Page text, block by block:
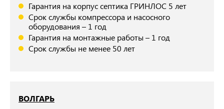
Гарантия на корпус септика ГРИНЛОС 5 лет
Срок службы компрессора и насосного
оборудования – 1 год
Гарантия на монтажные работы – 1 год
Срок службы не менее 50 лет
ВОЛГАРЬ